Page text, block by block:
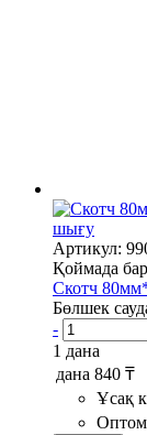
шығу
Артикул:
Қоймада бар
Скотч
Бөлшек
-
1 дана
дана 840 ₸
Ұсақ
Оптом